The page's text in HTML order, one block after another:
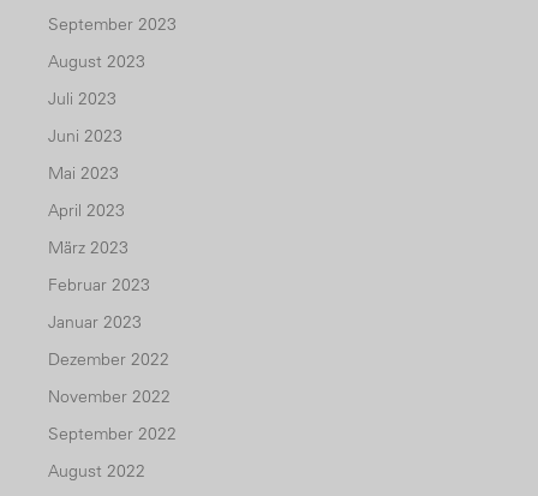
September 2023
August 2023
Juli 2023
Juni 2023
Mai 2023
April 2023
März 2023
Februar 2023
Januar 2023
Dezember 2022
November 2022
September 2022
August 2022